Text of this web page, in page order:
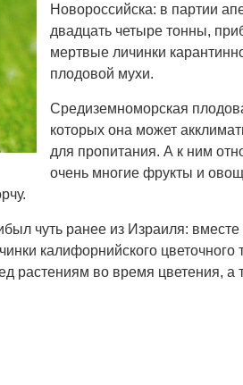
Новороссийска: в партии
двадцать четыре тонны,
мертвые личинки
плодовой мухи.
Средиземноморская
которых она может
для пропитания. А к ним
очень многие фрукты и
чуть ранее из Израиля:
калифорнийского цветочного
растениям во время цветения, а